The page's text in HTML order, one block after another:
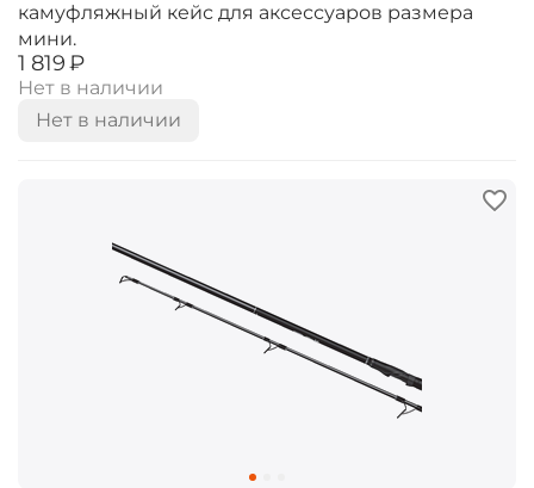
камуфляжный кейс для аксессуаров размера
мини.
‍1 819‍₽
Нет в наличии
Нет в наличии